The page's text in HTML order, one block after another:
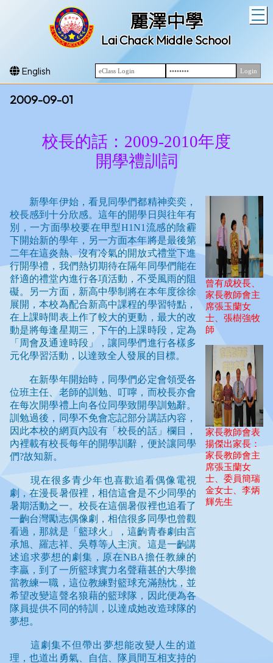
麗澤中學
Lai Chack Middle School
English
2009-09-01